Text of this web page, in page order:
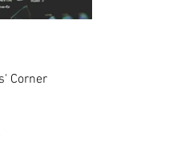
Corner